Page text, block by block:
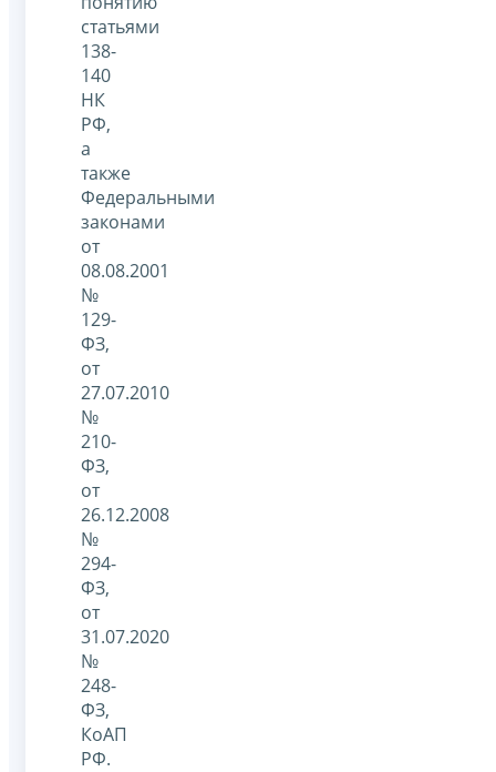
статьями
138-
140
НК
РФ,
а
также
Федеральными
законами
от
08.08.2001
№
129-
ФЗ,
от
27.07.2010
№
210-
ФЗ,
от
26.12.2008
№
294-
ФЗ,
от
31.07.2020
№
248-
ФЗ,
КоАП
РФ.